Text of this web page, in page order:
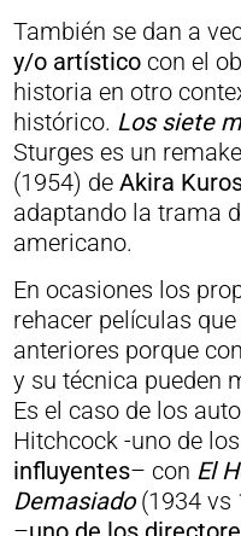
También se dan a
y/o artístico con el
historia en otro
histórico. Los siete
Sturges es un
(1954) de Akira
adaptando la trama
americano.
En ocasiones los
rehacer películas
anteriores porque
y su técnica pueden
Es el caso de los
Hitchcock -uno de los
influyentes– con El
Demasiado(1934 vs